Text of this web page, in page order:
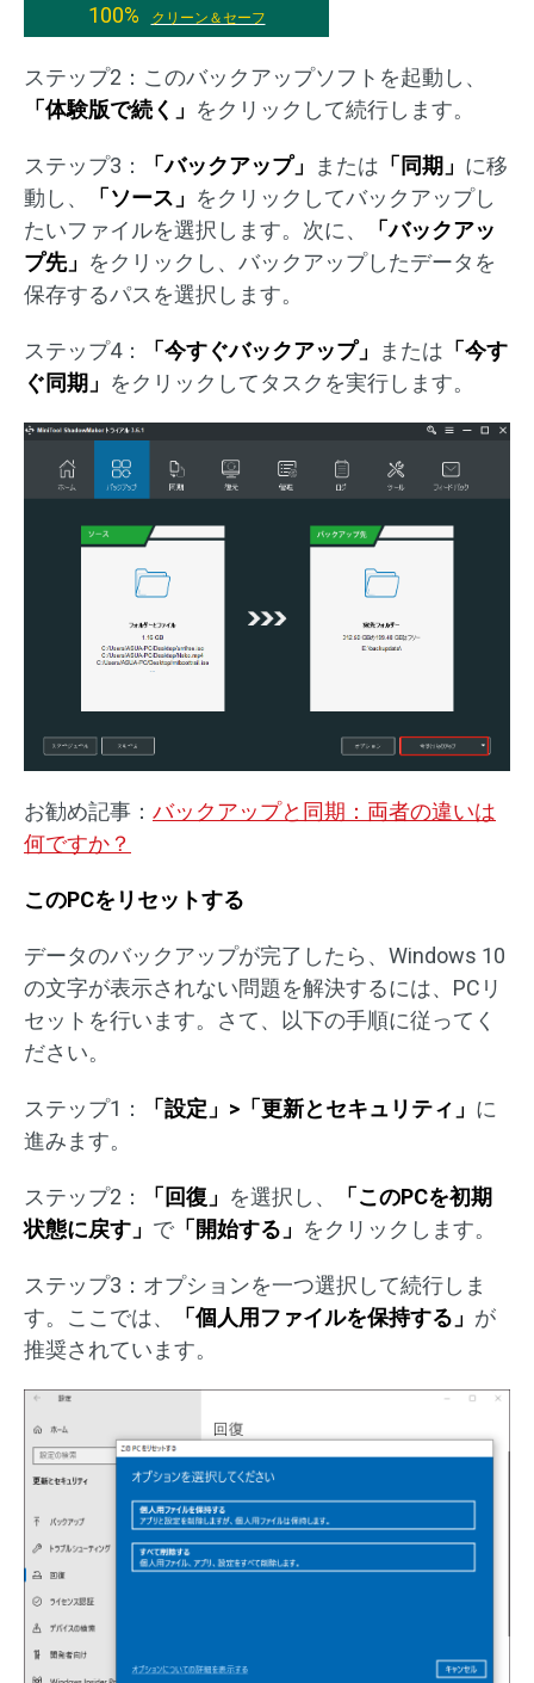
100%
クリーン＆セーフ
ステップ2：このバックアップソフトを起動し、
「体験版で続く」 をクリックして続行します。
ステップ3： 「バックアップ」 または 「同期」 に移
動し、
「ソース」 をクリックしてバックアップし
たいファイルを選択します。次に、
「バックアッ
プ先」 をクリックし、バックアップしたデータを
保存するパスを選択します。
ステップ4： 「今すぐバックアップ」 または 「今す
ぐ同期」 をクリックしてタスクを実行します。
お勧め記事： バックアップと同期：両者の違いは
何ですか？
このPCをリセットする
データのバックアップが完了したら、Windows 10
の文字が表示されない問題を解決するには、PCリ
セットを行います。さて、以下の手順に従ってく
ださい。
ステップ1： 「設定」>「更新とセキュリティ」 に
進みます。
ステップ2： 「回復」 を選択し、
「このPCを初期
状態に戻す」 で「開始する」 をクリックします。
ステップ3：オプションを一つ選択して続行しま
す。ここでは、
「個人用ファイルを保持する」 が
推奨されています。